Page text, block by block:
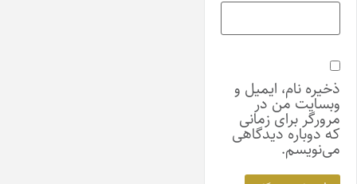
ذخیره نام، ایمیل و
وبسایت من در
مرورگر برای زمانی
که دوباره دیدگاهی
می‌نویسم.